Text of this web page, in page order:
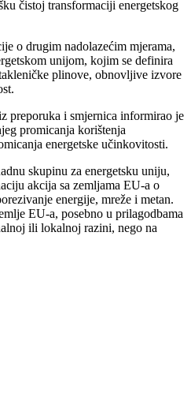
čistoj transformaciji energetskog
o drugim nadolazećim mjerama,
unijom, kojim se definira
plinove, obnovljive izvore
preporuka i smjernica informirao je
promicanja korištenja
energetske učinkovitosti.
skupinu za energetsku uniju,
akcija sa zemljama EU-a o
energije, mreže i metan.
EU-a, posebno u prilagodbama
ili lokalnoj razini, nego na